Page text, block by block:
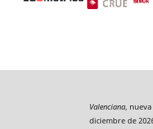
Valenciana,
diciembre de